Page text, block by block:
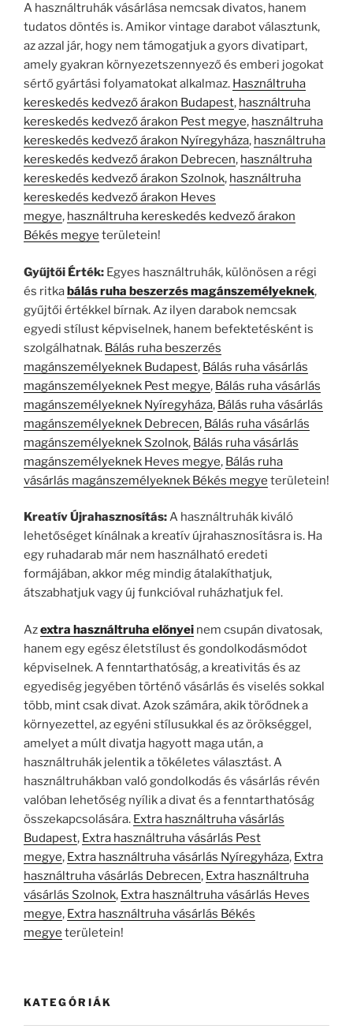
A használtruhák vásárlása nemcsak divatos, hanem
tudatos döntés is. Amikor vintage darabot választunk,
az azzal jár, hogy nem támogatjuk a gyors divatipart,
amely gyakran környezetszennyező és emberi jogokat
sértő gyártási folyamatokat alkalmaz. Használtruha
kereskedés kedvező árakon Budapest, használtruha
kereskedés kedvező árakon Pest megye, használtruha
kereskedés kedvező árakon Nyíregyháza, használtruha
kereskedés kedvező árakon Debrecen, használtruha
kereskedés kedvező árakon Szolnok, használtruha
kereskedés kedvező árakon Heves
megye, használtruha kereskedés kedvező árakon
Békés megye területein!
Gyűjtői Érték: Egyes használtruhák, különösen a régi
és ritkabálás ruha beszerzés magánszemélyeknek,
gyűjtői értékkel bírnak. Az ilyen darabok nemcsak
egyedi stílust képviselnek, hanem befektetésként is
szolgálhatnak. Bálás ruha beszerzés
magánszemélyeknek Budapest, Bálás ruha vásárlás
magánszemélyeknek Pest megye, Bálás ruha vásárlás
magánszemélyeknek Nyíregyháza, Bálás ruha vásárlás
magánszemélyeknek Debrecen, Bálás ruha vásárlás
magánszemélyeknek Szolnok, Bálás ruha vásárlás
magánszemélyeknek Heves megye, Bálás ruha
vásárlás magánszemélyeknek Békés megye területein!
Kreatív Újrahasznosítás:A használtruhák kiváló
lehetőséget kínálnak a kreatív újrahasznosításra is. Ha
egy ruhadarab már nem használható eredeti
formájában, akkor még mindig átalakíthatjuk,
átszabhatjuk vagy új funkcióval ruházhatjuk fel.
Azextra használtruha előnyei nem csupán divatosak,
hanem egy egész életstílust és gondolkodásmódot
képviselnek. A fenntarthatóság, a kreativitás és az
egyediség jegyében történő vásárlás és viselés sokkal
több, mint csak divat. Azok számára, akik törődnek a
környezettel, az egyéni stílusukkal és az örökséggel,
amelyet a múlt divatja hagyott maga után, a
használtruhák jelentik a tökéletes választást. A
használtruhákban való gondolkodás és vásárlás révén
valóban lehetőség nyílik a divat és a fenntarthatóság
összekapcsolására. Extra használtruha vásárlás
Budapest, Extra használtruha vásárlás Pest
megye, Extra használtruha vásárlás Nyíregyháza, Extra
használtruha vásárlás Debrecen, Extra használtruha
vásárlás Szolnok, Extra használtruha vásárlás Heves
megye, Extra használtruha vásárlás Békés
megye területein!
KATEGÓRIÁK